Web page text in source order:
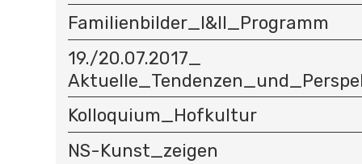
Familienbilder_I&II_Programm
19./20.07.2017_
Kolloquium_Hofkultur
NS-Kunst_zeigen